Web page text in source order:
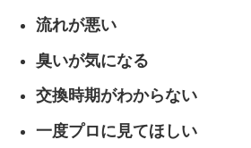
流れが悪い
臭いが気になる
交換時期がわからない
一度プロに見てほしい